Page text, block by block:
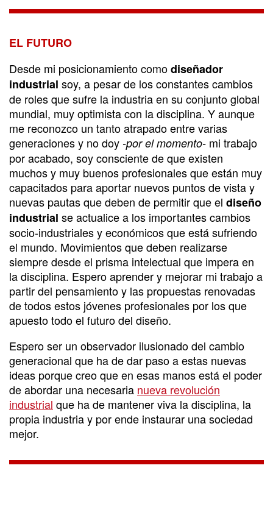
El futuro
EL FUTURO
Desde mi posicionamiento comodiseñador
industrial soy, a pesar de los constantes cambios
de roles que sufre la industria en su conjunto global
mundial, muy optimista con la disciplina. Y aunque
me reconozco un tanto atrapado entre varias
generaciones y no doy -por el momento- mi trabajo
por acabado, soy consciente de que existen
muchos y muy buenos profesionales que están muy
capacitados para aportar nuevos puntos de vista y
nuevas pautas que deben de permitir que el diseño
industrial se actualice a los importantes cambios
socio-industriales y económicos que está sufriendo
el mundo. Movimientos que deben realizarse
siempre desde el prisma intelectual que impera en
la disciplina. Espero aprender y mejorar mi trabajo a
partir del pensamiento y las propuestas renovadas
de todos estos jóvenes profesionales por los que
apuesto todo el futuro del diseño.
Espero ser un observador ilusionado del cambio
generacional que ha de dar paso a estas nuevas
ideas porque creo que en esas manos está el poder
de abordar una necesaria nueva revolución
industrial que ha de mantener viva la disciplina, la
propia industria y por ende instaurar una sociedad
mejor.